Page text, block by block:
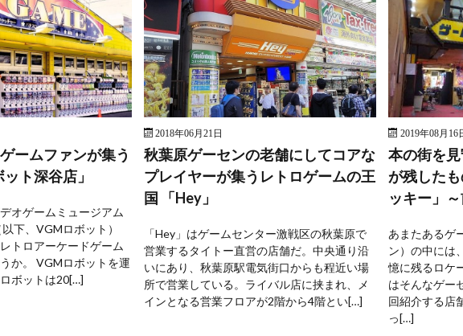
ームファンが集う
ト深谷店」
オゲームミュージアム
下、VGMロボット）
トロアーケードゲーム
か。 VGMロボットを運
ボットは20[…]
2018年06月21日
秋葉原ゲーセンの老舗にしてコアな
プレイヤーが集うレトロゲームの王
国 「Hey」
「Hey」はゲームセンター激戦区の秋葉原で
営業するタイトー直営の店舗だ。中央通り沿
いにあり、秋葉原駅電気街口からも程近い場
所で営業している。ライバル店に挟まれ、メ
インとなる営業フロアが2階から4階とい[…]
2019年08月16
本の街を
が残した
ッキー」
あまたあるゲ
ン）の中には
憶に残るロケ
はそんなゲー
回紹介する店
っ[…]